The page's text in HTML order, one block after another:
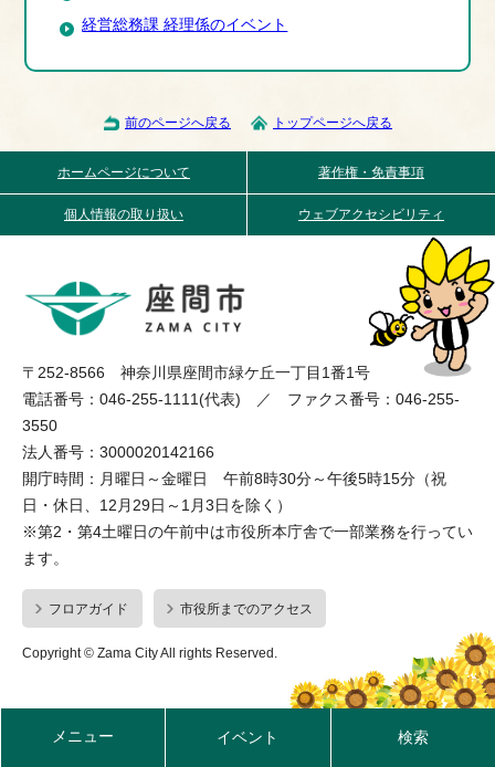
経営総務課 経理係のイベント
前のページへ戻る トップページへ戻る
メニュー イベント 検索
ホームページについて 著作権・免責事項
個人情報の取り扱い ウェブアクセシビリティ
〒252-8566 神奈川県座間市緑ケ丘一丁目1番1号
電話番号：046-255-1111(代表) ／ ファクス番号：046-255-
3550
法人番号：3000020142166
開庁時間：月曜日～金曜日 午前8時30分～午後5時15分（祝
日・休日、12月29日～1月3日を除く）
※第2・第4土曜日の午前中は市役所本庁舎で一部業務を行ってい
ます。
フロアガイド 市役所までのアクセス
Copyright © Zama City All rights Reserved.